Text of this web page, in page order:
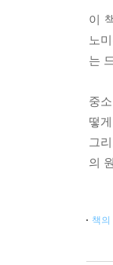
이
노
는
중
떻
그
의
책